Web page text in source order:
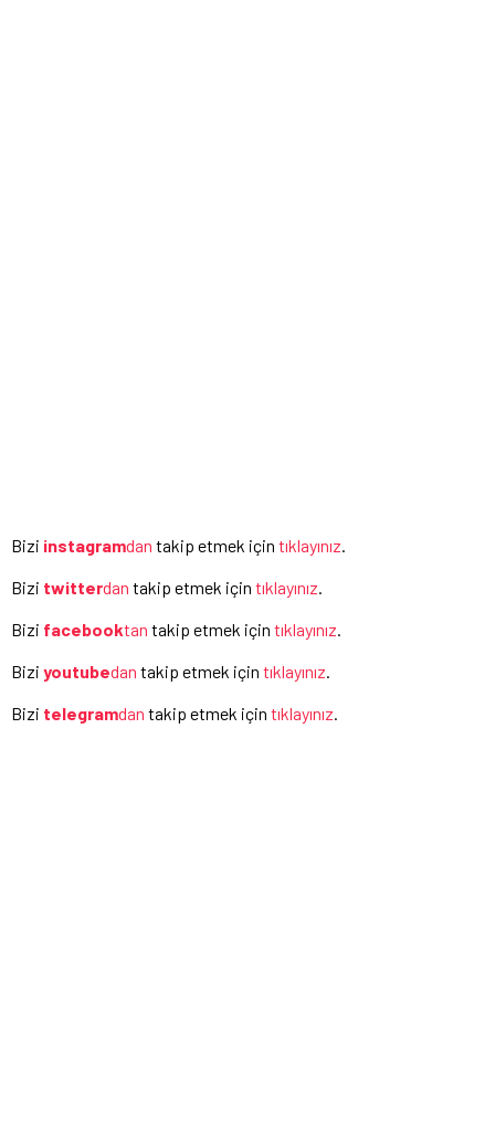
Bizi instagramdan takip etmek için tıklayınız
Bizi twitterdan takip etmek için tıklayınız
Bizi facebooktan takip etmek için tıklayınız
Bizi youtubedan takip etmek için tıklayınız
Bizi telegramdan takip etmek için tıklayınız